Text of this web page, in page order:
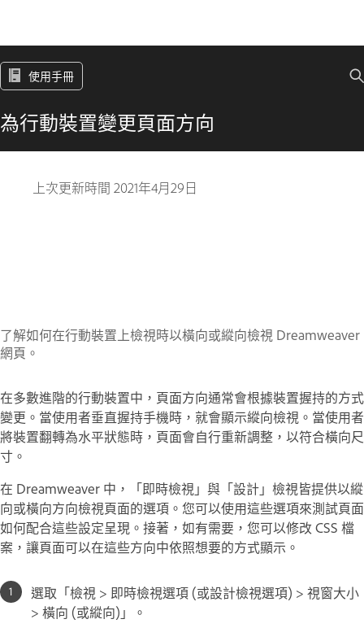
使用手冊
為行動裝置變更頁面方向
上次更新時間 2021年4月29日
了解如何在行動裝置上檢視時以橫向或縱向檢視 Dreamweaver
網頁。
在多數進階的行動裝置中，頁面方向通常會根據裝置握持的方式
變更。當使用者垂直握持手機時，就會顯示縱向檢視。當使用者
將裝置翻轉為水平狀態時，頁面會自行重新調整，以符合橫向尺
寸。
在 Dreamweaver 中，「即時檢視」與「設計」檢視皆提供以縱
向或橫向方向檢視頁面的選項。您可以使用這些選項來測試頁面
如何配合這些設定呈現。接著，如有需要，您可以修改 CSS 檔
案，讓頁面可以在這些方向中依照想要的方式顯示。
選取「檢視 > 即時檢視選項 (或設計檢視選項) > 視窗大小
> 橫向 (或縱向)」。